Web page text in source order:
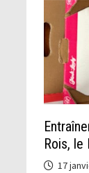
Rois, le
17